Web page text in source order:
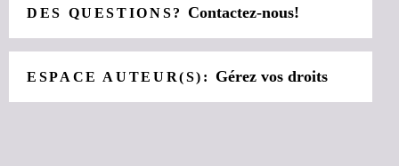
DES QUESTIONS?Contactez-nous!
ESPACE AUTEUR(S): Gérez vos droits